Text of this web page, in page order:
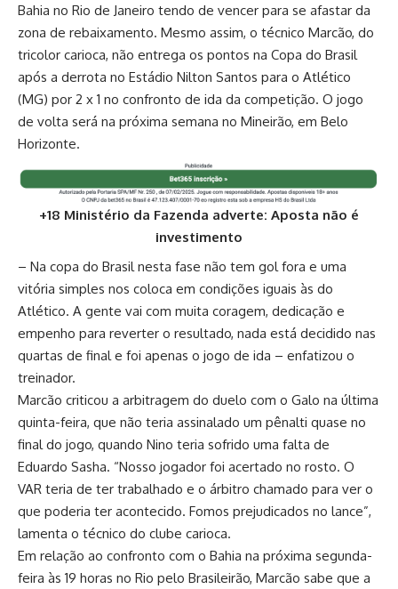
Bahia no Rio de Janeiro tendo de vencer para se afastar da
zona de rebaixamento. Mesmo assim, o técnico Marcão, do
tricolor carioca, não entrega os pontos na Copa do Brasil
após a derrota no Estádio Nilton Santos para o Atlético
(MG) por 2 x 1 no confronto de ida da competição. O jogo
de volta será na próxima semana no Mineirão, em Belo
Horizonte.
+18 Ministério da Fazenda adverte: Aposta não é
investimento
– Na copa do Brasil nesta fase não tem gol fora e uma
vitória simples nos coloca em condições iguais às do
Atlético. A gente vai com muita coragem, dedicação e
empenho para reverter o resultado, nada está decidido nas
quartas de final e foi apenas o jogo de ida – enfatizou o
treinador.
Marcão criticou a arbitragem do duelo com o Galo na última
quinta-feira, que não teria assinalado um pênalti quase no
final do jogo, quando Nino teria sofrido uma falta de
Eduardo Sasha. “Nosso jogador foi acertado no rosto. O
VAR teria de ter trabalhado e o árbitro chamado para ver o
que poderia ter acontecido. Fomos prejudicados no lance”,
lamenta o técnico do clube carioca.
Em relação ao confronto com o Bahia na próxima segunda-
feira às 19 horas no Rio pelo Brasileirão, Marcão sabe que a